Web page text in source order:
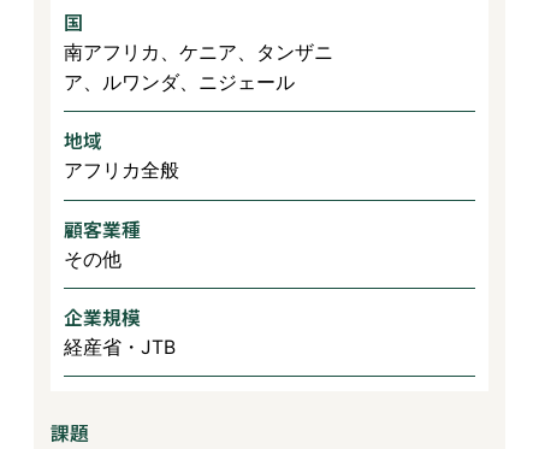
国
南アフリカ、ケニア、タンザニ
ア、ルワンダ、ニジェール
地域
アフリカ全般
顧客業種
その他
企業規模
経産省・JTB
課題